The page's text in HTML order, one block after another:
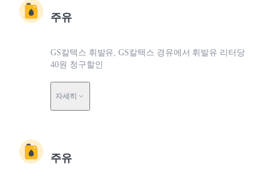
주유
GS칼텍스 휘발유, GS칼텍스 경유에서 휘발유 리터당
40원 청구할인
자세히
주유